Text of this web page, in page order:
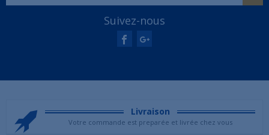
Suivez-nous
Livraison
Votre commande est preparée et livrée chez vous